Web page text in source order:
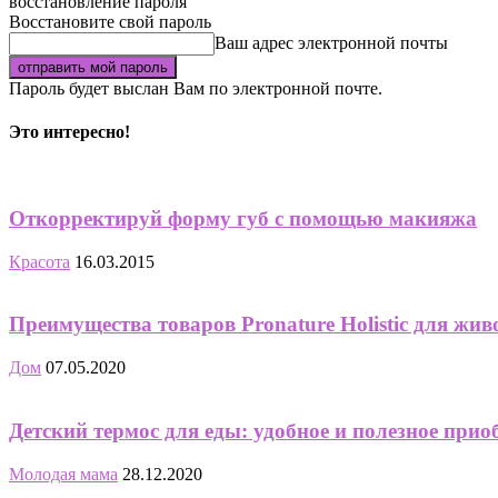
Восстановите свой пароль
Ваш адрес электронной почты
Пароль будет выслан Вам по электронной почте.
Это интересно!
Откорректируй форму губ с помощью макияжа
Красота 16.03.2015
Преимущества товаров Pronature Holistic для
Дом 07.05.2020
Детский термос для еды: удобное и полезное
Молодая мама 28.12.2020